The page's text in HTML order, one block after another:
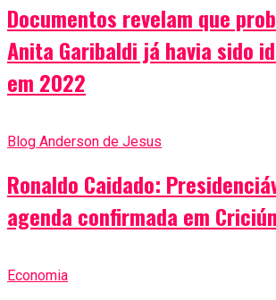
Documentos revelam que
Anita Garibaldi já havia sido
em 2022
Blog Anderson de Jesus
Ronaldo Caidado:
agenda confirmada em
Economia